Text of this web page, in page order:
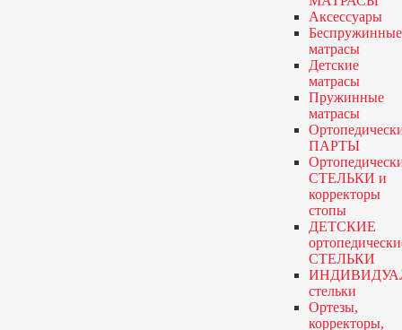
Аксессуары
Беспружинные
матрасы
Детские
матрасы
Пружинные
матрасы
ПАРТЫ
СТЕЛЬКИ и
корректоры
стопы
ДЕТСКИЕ
СТЕЛЬКИ
стельки
Ортезы,
корректоры,